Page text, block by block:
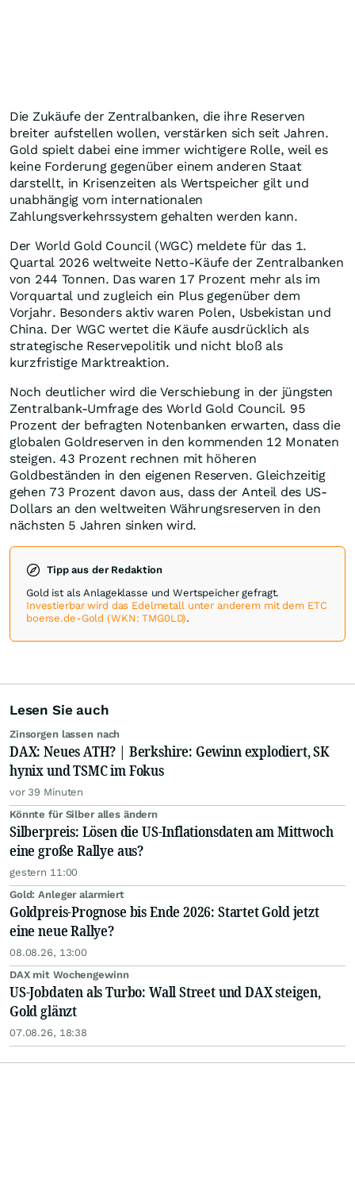
Die Zukäufe der Zentralbanken, die ihre Reserven
breiter aufstellen wollen, verstärken sich seit Jahren.
Gold spielt dabei eine immer wichtigere Rolle, weil es
keine Forderung gegenüber einem anderen Staat
darstellt, in Krisenzeiten als Wertspeicher gilt und
unabhängig vom internationalen
Zahlungsverkehrssystem gehalten werden kann.
Der World Gold Council (WGC) meldete für das 1.
Quartal 2026 weltweite Netto-Käufe der Zentralbanken
von 244 Tonnen. Das waren 17 Prozent mehr als im
Vorquartal und zugleich ein Plus gegenüber dem
Vorjahr. Besonders aktiv waren Polen, Usbekistan und
China. Der WGC wertet die Käufe ausdrücklich als
strategische Reservepolitik und nicht bloß als
kurzfristige Marktreaktion.
Noch deutlicher wird die Verschiebung in der jüngsten
Zentralbank-Umfrage des World Gold Council. 95
Prozent der befragten Notenbanken erwarten, dass die
globalen Goldreserven in den kommenden 12 Monaten
steigen. 43 Prozent rechnen mit höheren
Goldbeständen in den eigenen Reserven. Gleichzeitig
gehen 73 Prozent davon aus, dass der Anteil des US-
Dollars an den weltweiten Währungsreserven in den
nächsten 5 Jahren sinken wird.
Tipp aus der Redaktion
Gold ist als Anlageklasse und Wertspeicher gefragt.
Investierbar wird das Edelmetall unter anderem mit dem ETC
boerse.de-Gold (WKN: TMG0LD).
Lesen Sie auch
Zinsorgen lassen nach
DAX: Neues ATH? | Berkshire: Gewinn explodiert, SK
hynix und TSMC im Fokus
vor 39 Minuten
Könnte für Silber alles ändern
Silberpreis: Lösen die US-Inflationsdaten am Mittwoch
eine große Rallye aus?
gestern 11:00
Gold: Anleger alarmiert
Goldpreis-Prognose bis Ende 2026: Startet Gold jetzt
eine neue Rallye?
08.08.26, 13:00
DAX mit Wochengewinn
US-Jobdaten als Turbo: Wall Street und DAX steigen,
Gold glänzt
07.08.26, 18:38